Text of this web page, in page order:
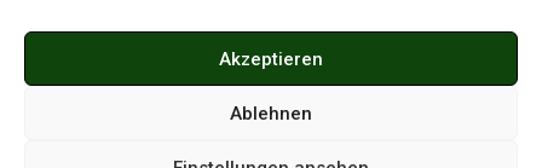
Akzeptieren
Ablehnen
meinen nächsten Kommentar speichern.